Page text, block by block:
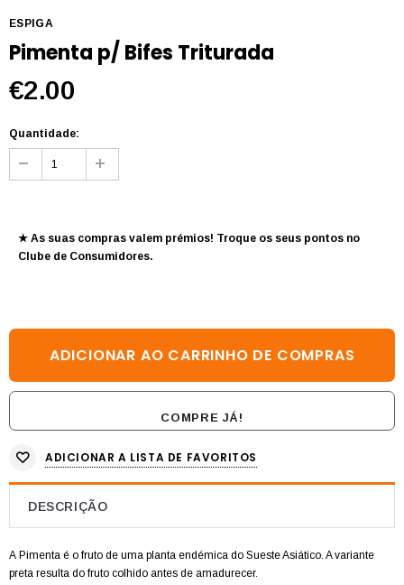
ESPIGA
Pimenta p/ Bifes Triturada
€2.00
Quantidade:
★ As suas compras valem prémios! Troque os seus pontos no
Clube de Consumidores.
COMPRE JÁ!
ADICIONAR A LISTA DE FAVORITOS
DESCRIÇÃO
A Pimenta é o fruto de uma planta endémica do Sueste Asiático. A variante
preta resulta do fruto colhido antes de amadurecer.